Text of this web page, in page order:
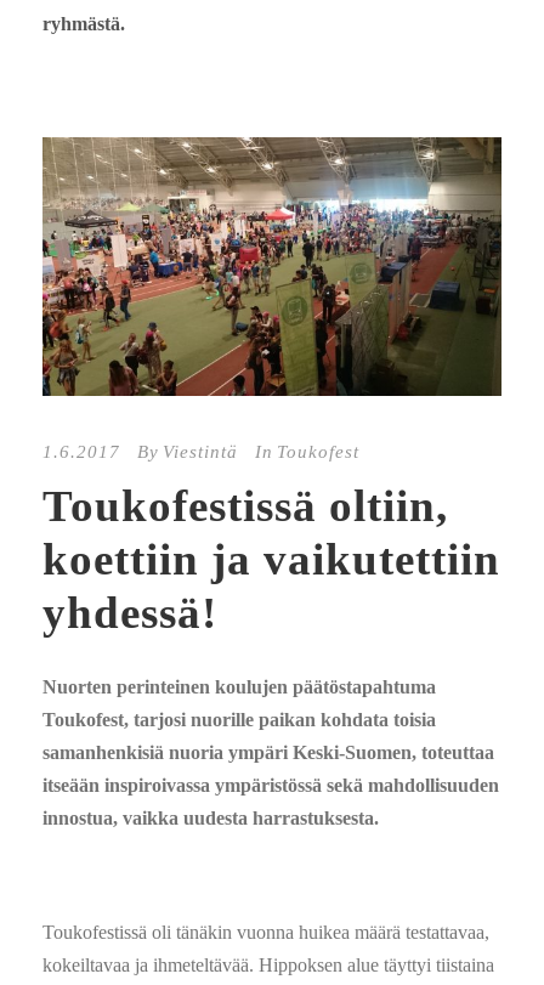
ryhmästä.
1.6.2017 By Viestintä In Toukofest
Toukofestissä oltiin,
koettiin ja vaikutettiin
yhdessä!
Nuorten perinteinen koulujen päätöstapahtuma
Toukofest, tarjosi nuorille paikan kohdata toisia
samanhenkisiä nuoria ympäri Keski-Suomen, toteuttaa
itseään inspiroivassa ympäristössä sekä mahdollisuuden
innostua, vaikka uudesta harrastuksesta.
Toukofestissä oli tänäkin vuonna huikea määrä testattavaa,
kokeiltavaa ja ihmeteltävää. Hippoksen alue täyttyi tiistaina